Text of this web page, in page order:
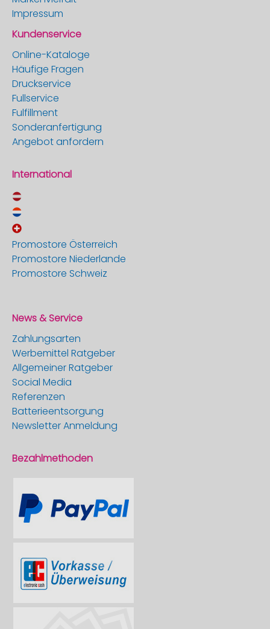
Impressum
Kundenservice
Online-Kataloge
Häufige Fragen
Druckservice
Fullservice
Fulfillment
Sonderanfertigung
Angebot anfordern
International
Promostore Österreich
Promostore Niederlande
Promostore Schweiz
News & Service
Zahlungsarten
Werbemittel Ratgeber
Allgemeiner Ratgeber
Social Media
Referenzen
Batterieentsorgung
Newsletter Anmeldung
Bezahlmethoden